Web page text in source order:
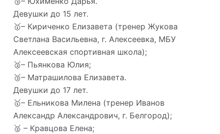
Девушки до 15 лет.
🥇– Кириченко Елизавета (тренер Жукова
Светлана Васильевна, г. Алексеевка, МБУ
Алексеевская спортивная школа);
🥈– Пьянкова Юлия;
🥉– Матрашилова Елизавета.
Девушки до 17 лет.
🥇– Ельникова Милена (тренер Иванов
Александр Александрович, г. Белгород);
🥈 – Кравцова Елена;